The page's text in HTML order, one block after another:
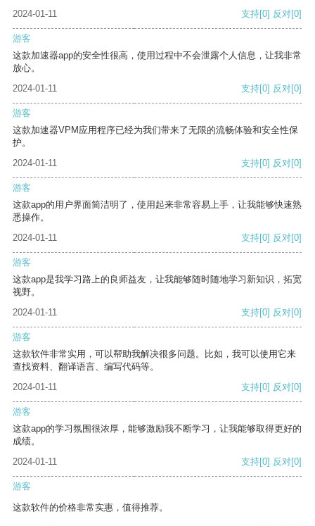
2024-01-11 支持[0] 反对[0]
游客
这款加速器app的安全性很高，使用过程中不会泄露个人信息，让我非常
放心。
2024-01-11
支持[0] 反对[0]
游客
这款加速器VPM应用程序已经为我们带来了无限的流畅体验和安全性保
护。
2024-01-11
支持[0] 反对[0]
游客
这款app的用户界面简洁明了，使用起来非常容易上手，让我能够快速熟
悉操作。
2024-01-11
支持[0] 反对[0]
游客
这款app是我学习路上的良师益友，让我能够随时随地学习新知识，拓宽
视野。
2024-01-11
支持[0] 反对[0]
游客
这款软件非常实用，可以帮助我解决很多问题。比如，我可以使用它来
查找资料、翻译语言、编写代码等。
2024-01-11
支持[0] 反对[0]
游客
这款app的学习氛围很浓厚，能够激励我不断学习，让我能够取得更好的
成绩。
2024-01-11
支持[0] 反对[0]
游客
这款软件的价格非常实惠，值得推荐。